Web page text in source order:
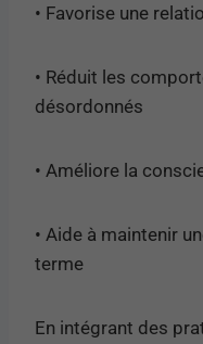
• Favorise une
• Réduit les
désordonnés
• Améliore la
• Aide à maintenir
terme
En intégrant des